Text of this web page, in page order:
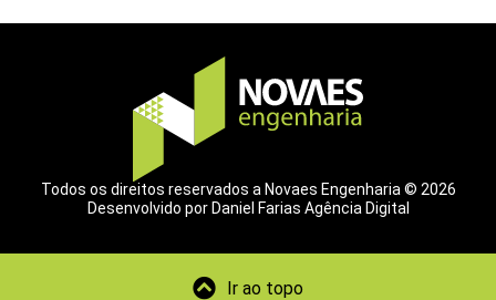
Todos os direitos reservados a Novaes Engenharia © 2026
Desenvolvido por Daniel Farias Agência Digital
Ir ao topo